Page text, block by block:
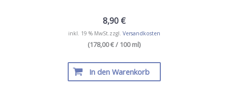
8,90 €
inkl. 19 % MwSt. zzgl. Versandkosten
(178,00 € / 100 ml)
In den Warenkorb